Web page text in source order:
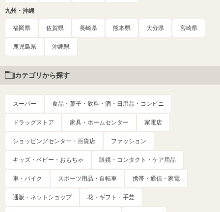
九州・沖縄
福岡県 佐賀県 長崎県 熊本県 大分県 宮崎県
鹿児島県 沖縄県
カテゴリから探す
スーパー 食品・菓子・飲料・酒・日用品・コンビニ
ドラッグストア 家具・ホームセンター 家電店
ショッピングセンター・百貨店 ファッション
キッズ・ベビー・おもちゃ 眼鏡・コンタクト・ケア用品
車・バイク スポーツ用品・自転車 携帯・通信・家電
通販・ネットショップ 花・ギフト・手芸